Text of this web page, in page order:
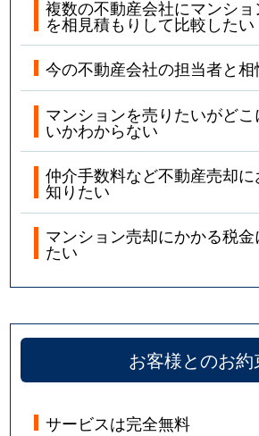
複数の不動産会社にマンシ
を相見積もりして比較したい
今の不動産会社の担当者と
マンションを売りたいがど
いかわからない
仲介手数料など不動産売却
知りたい
マンション売却にかかる税金
たい
お客様とのお約
サービスは完全無料